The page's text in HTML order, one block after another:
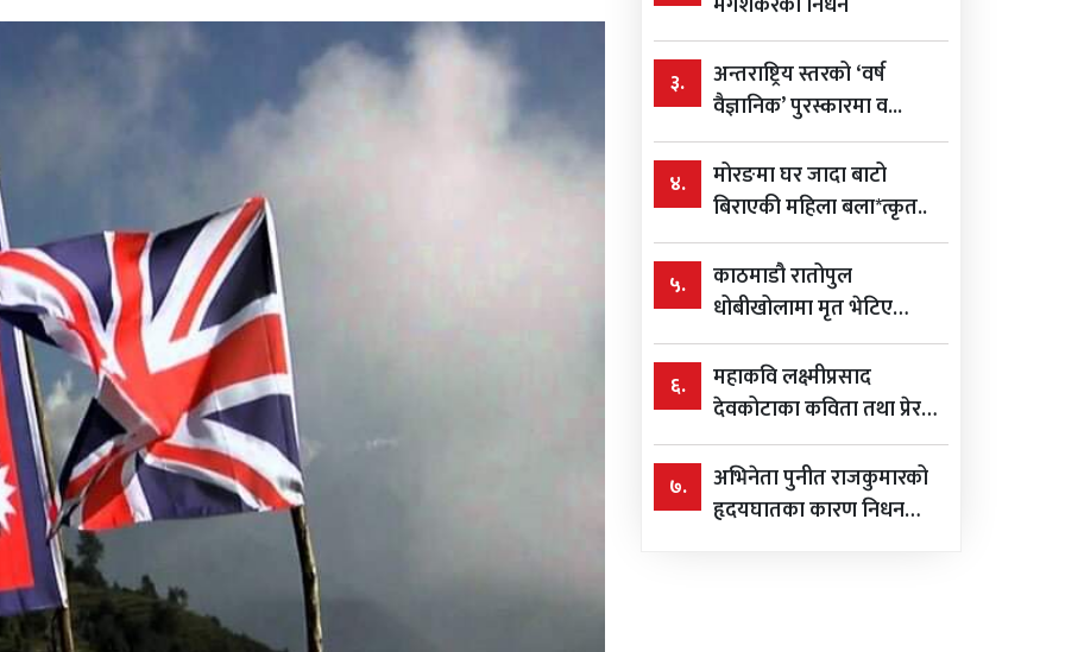
३.
अन्तराष्ट्रिय स्तरको ‘वर्ष
वैज्ञानिक’ पुरस्कारमा व...
४.
मोरङमा घर जादा बाटो
बिराएकी महिला बला*त्कृत..
५.
काठमाडौ रातोपुल
धोबीखोलामा मृत भेटिए
विशाल ...
६.
महाकवि लक्ष्मीप्रसाद
देवकोटाका कविता तथा प्रेरक
भन...
७.
अभिनेता पुनीत राजकुमारको
हृदयघातका कारण निधन